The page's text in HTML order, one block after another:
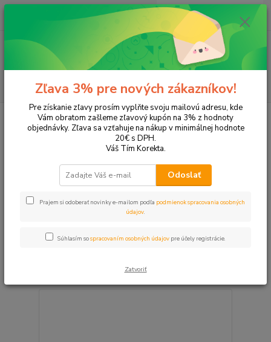
Hľadať
ks
za 0,00 EUR
Tonery a náplne do tlačiarní Hewlett Packard
HP Color LaserJet
Color LaserJet MFP Pro M252
Color LaserJet MFP Pro M252
Upresniť parametre
strana
Zľava 3% pre nových zákazníkov!
Pre získanie zľavy prosím vyplňte svoju mailovú adresu, kde
Vám obratom zašleme zľavový kupón na 3% z hodnoty
objednávky. Zľava sa vzťahuje na nákup v minimálnej hodnote
20€ s DPH.
Váš Tím Korekta.
Odoslať
Prajem si odoberať novinky e-mailom podľa podmienok spracovania osobných
údajov.
Súhlasím sospracovaním osobných údajov pre účely registrácie.
Zatvoriť